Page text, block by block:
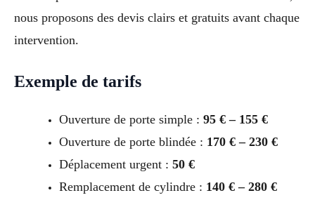
nous proposons des devis clairs et gratuits avant chaque
intervention.
Exemple de tarifs
Ouverture de porte simple : 95 € – 155 €
Ouverture de porte blindée : 170 € – 230 €
Déplacement urgent : 50 €
Remplacement de cylindre : 140 € – 280 €